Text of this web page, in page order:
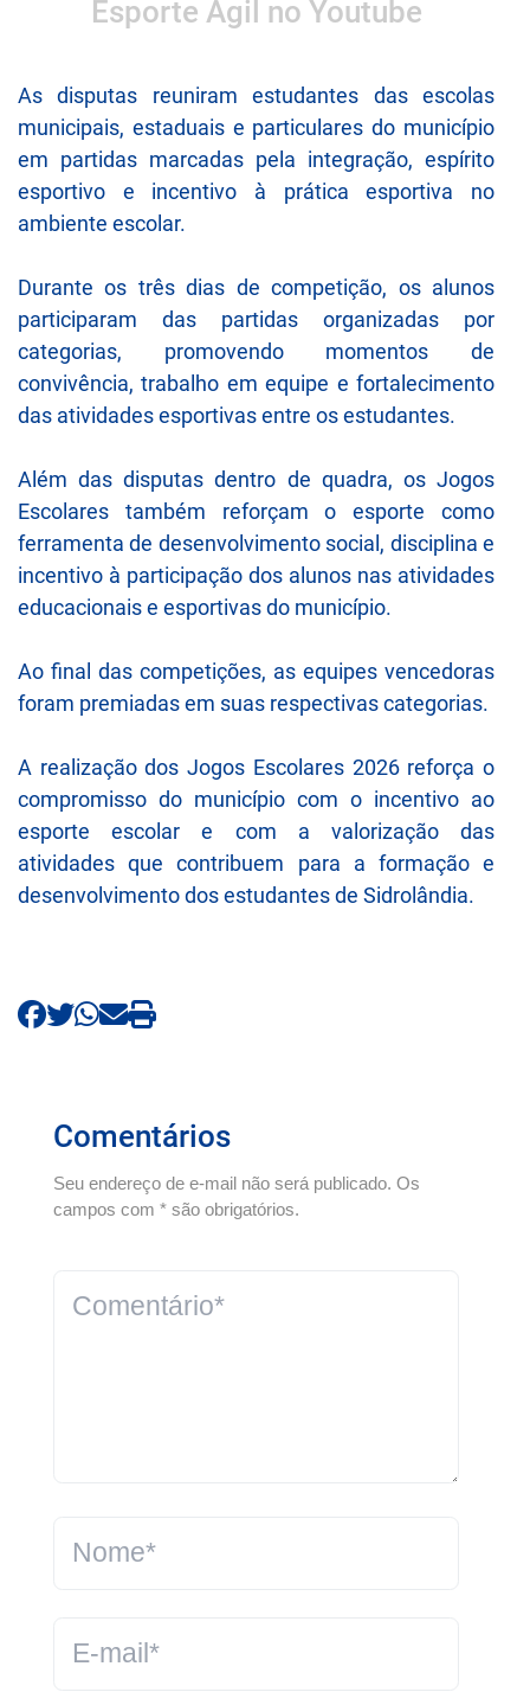
Esporte Ágil no Youtube
As disputas reuniram estudantes das escolas
municipais, estaduais e particulares do município
em partidas marcadas pela integração, espírito
esportivo e incentivo à prática esportiva no
ambiente escolar.
Durante os três dias de competição, os alunos
participaram das partidas organizadas por
categorias, promovendo momentos de
convivência, trabalho em equipe e fortalecimento
das atividades esportivas entre os estudantes.
Além das disputas dentro de quadra, os Jogos
Escolares também reforçam o esporte como
ferramenta de desenvolvimento social, disciplina e
incentivo à participação dos alunos nas atividades
educacionais e esportivas do município.
Ao final das competições, as equipes vencedoras
foram premiadas em suas respectivas categorias.
A realização dos Jogos Escolares 2026 reforça o
compromisso do município com o incentivo ao
esporte escolar e com a valorização das
atividades que contribuem para a formação e
desenvolvimento dos estudantes de Sidrolândia.
Comentários
Seu endereço de e-mail não será publicado. Os
campos com * são obrigatórios.